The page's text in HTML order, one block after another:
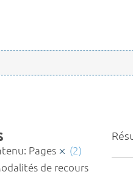
Pages
(2)
de recours